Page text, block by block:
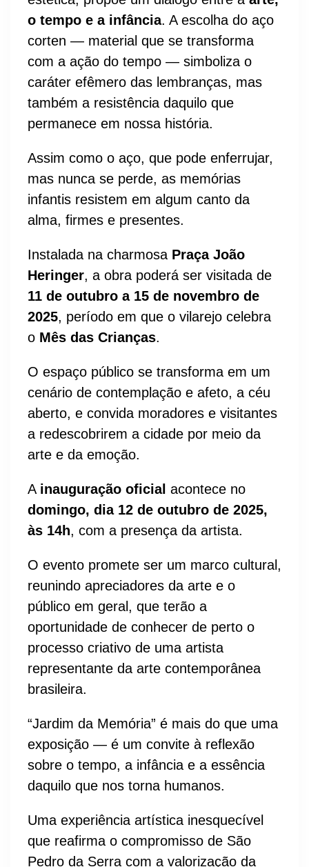
o tempo e a infância. A escolha do aço
corten — material que se transforma
com a ação do tempo — simboliza o
caráter efêmero das lembranças, mas
também a resistência daquilo que
permanece em nossa história.
Assim como o aço, que pode enferrujar,
mas nunca se perde, as memórias
infantis resistem em algum canto da
alma, firmes e presentes.
Instalada na charmosa Praça João
Heringer, a obra poderá ser visitada de
11 de outubro a 15 de novembro de
2025, período em que o vilarejo celebra
o Mês das Crianças.
O espaço público se transforma em um
cenário de contemplação e afeto, a céu
aberto, e convida moradores e visitantes
a redescobrirem a cidade por meio da
arte e da emoção.
A inauguração oficial acontece no
domingo, dia 12 de outubro de 2025,
às 14h, com a presença da artista.
O evento promete ser um marco cultural,
reunindo apreciadores da arte e o
público em geral, que terão a
oportunidade de conhecer de perto o
processo criativo de uma artista
representante da arte contemporânea
brasileira.
“Jardim da Memória” é mais do que uma
exposição — é um convite à reflexão
sobre o tempo, a infância e a essência
daquilo que nos torna humanos.
Uma experiência artística inesquecível
que reafirma o compromisso de São
Pedro da Serra com a valorização da